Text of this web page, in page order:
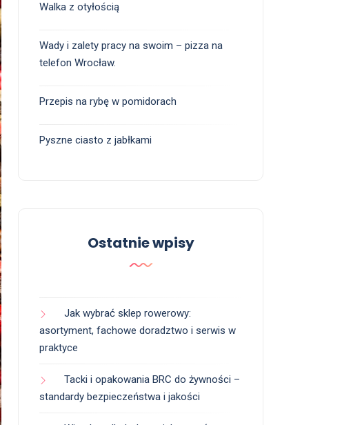
Walka z otyłością
Wady i zalety pracy na swoim – pizza na
telefon Wrocław.
Przepis na rybę w pomidorach
Pyszne ciasto z jabłkami
Ostatnie wpisy
Jak wybrać sklep rowerowy:
asortyment, fachowe doradztwo i serwis w
praktyce
Tacki i opakowania BRC do żywności –
standardy bezpieczeństwa i jakości